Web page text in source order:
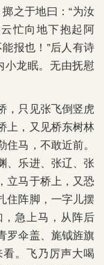
之于地曰：“为汝
忙向地下抱起阿
报也！”后人有诗
小龙眠。无由抚慰
，只见张飞倒竖虎
上，又见桥东树林
马，不敢近前。
、乐进、张辽、张
立马于桥上，又恐
住阵脚，一字儿摆
急上马，从阵后
罗伞盖、旄钺旌旗
。飞乃厉声大喝